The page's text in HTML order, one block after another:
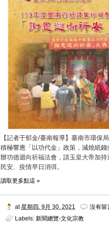
【記者于郁金/臺南報導】臺南市環保
積極響應「以功代金」政策，減燒紙
辦功德迴向祈福法會，請玉皇大帝加
民安、疫情早日消弭。
讀取更多點這 »
at星期四, 9月 30, 2021
沒有留
Labels: 新聞總覽-文化宗教